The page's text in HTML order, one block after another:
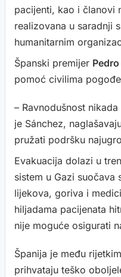
pacijenti, kao i članovi
realizovana u saradnji
humanitarnim
Španski premijer
pomoć civilima
– Ravnodušnost
je Sánchez,
pružati podršku
Evakuacija dolazi u
sistem u Gazi suočava
lijekova, goriva i
hiljadama pacijenata
nije moguće osigurati
Španija je među
prihvataju teško